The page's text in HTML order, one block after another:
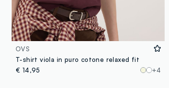
OVS
T-shirt viola in puro cotone relaxed fit
€ 14,95
+4